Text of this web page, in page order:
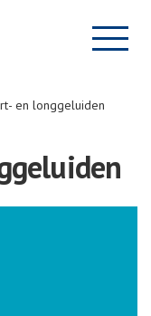
en longgeluiden